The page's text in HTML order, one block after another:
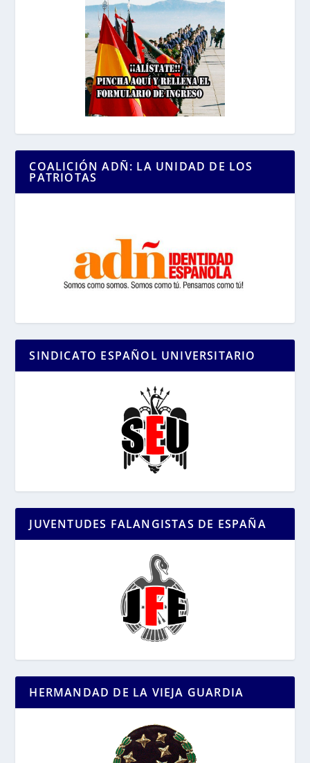
COALICIÓN ADÑ: LA UNIDAD DE LOS
PATRIOTAS
SINDICATO ESPAÑOL UNIVERSITARIO
JUVENTUDES FALANGISTAS DE ESPAÑA
HERMANDAD DE LA VIEJA GUARDIA